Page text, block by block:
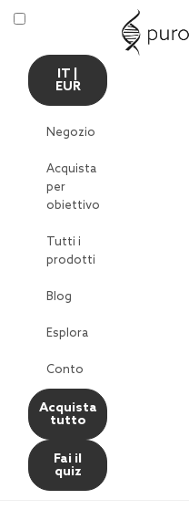
IT |
EUR
Negozio
Acquista
per
obiettivo
Tutti i
prodotti
Blog
Esplora
Conto
Acquista
tutto
Fai il
quiz